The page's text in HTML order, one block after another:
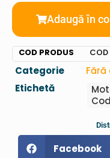
Adaugă în
COD PRODUS COD
Categorie
Etichetă
Facebook